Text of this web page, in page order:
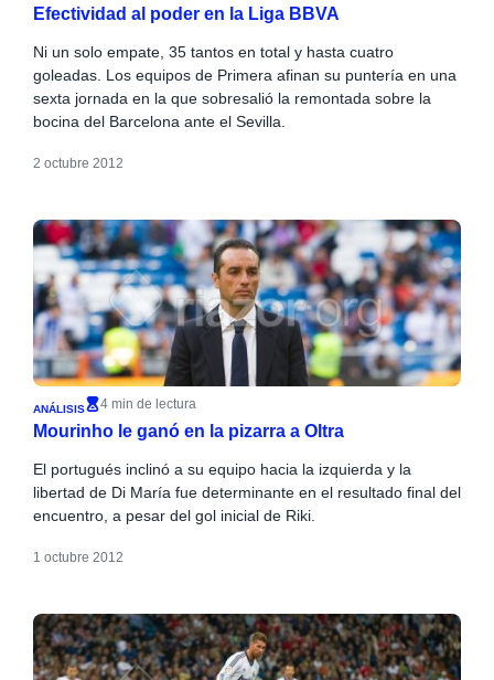
Efectividad al poder en la Liga BBVA
Ni un solo empate, 35 tantos en total y hasta cuatro
goleadas. Los equipos de Primera afinan su puntería en una
sexta jornada en la que sobresalió la remontada sobre la
bocina del Barcelona ante el Sevilla.
2 octubre 2012
ANÁLISIS 4 min de lectura
Mourinho le ganó en la pizarra a Oltra
El portugués inclinó a su equipo hacia la izquierda y la
libertad de Di María fue determinante en el resultado final del
encuentro, a pesar del gol inicial de Riki.
1 octubre 2012